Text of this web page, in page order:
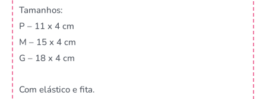
Tamanhos:
P – 11 x 4 cm
M – 15 x 4 cm
G – 18 x 4 cm
Com elástico e fita.